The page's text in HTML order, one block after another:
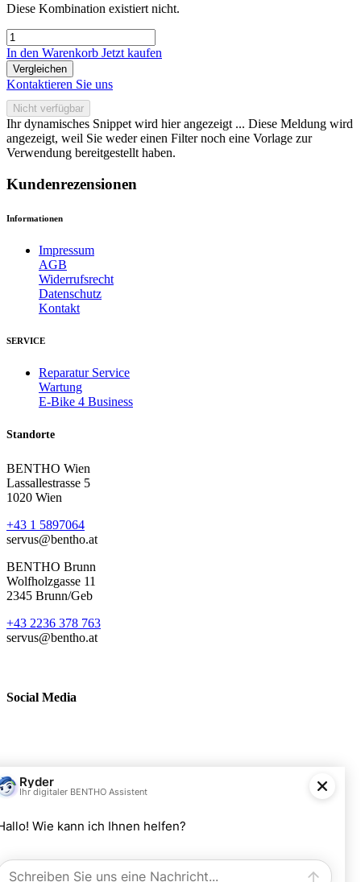
Diese Kombination existiert nicht.
In den Warenkorb Jetzt kaufen
Vergleichen
Kontaktieren Sie uns
Nicht verfügbar
Ihr dynamisches Snippet wird hier angezeigt ... Diese Meldung wird
angezeigt, weil Sie weder einen Filter noch eine Vorlage zur
Verwendung bereitgestellt haben.
Kundenrezensionen
Informationen
Impressum
AGB
Widerrufsrecht
Datenschutz
Kontakt
SERVICE
Reparatur Service
Wartung
E-Bike 4 Business
Standorte
BENTHO Wien
Lassallestrasse 5
1020 Wien
+43 1 5897064
servus@bentho.at
BENTHO Brunn
Wolfholzgasse 11
2345 Brunn/Geb
+43 2236 378 763
servus@bentho.at
Social Media
BENTHO eMobility GmbH
Wolfholzgasse 11
+43 2236 378763
servus@bentho.at